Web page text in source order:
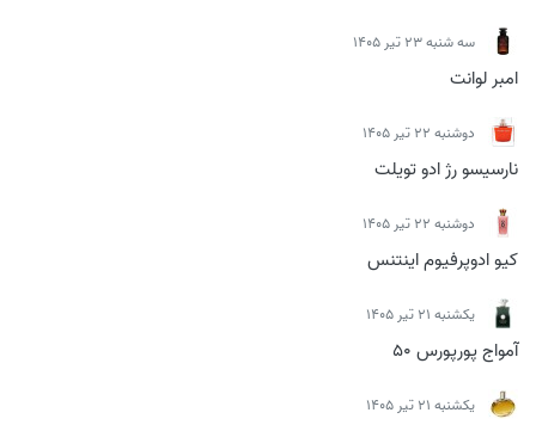
سه شنبه 23 تیر 1405
امبر لوانت
دوشنبه 22 تیر 1405
نارسیسو رژ ادو تویلت
دوشنبه 22 تیر 1405
کیو ادوپرفیوم اینتنس
يكشنبه 21 تیر 1405
آمواج پورپورس 50
يكشنبه 21 تیر 1405